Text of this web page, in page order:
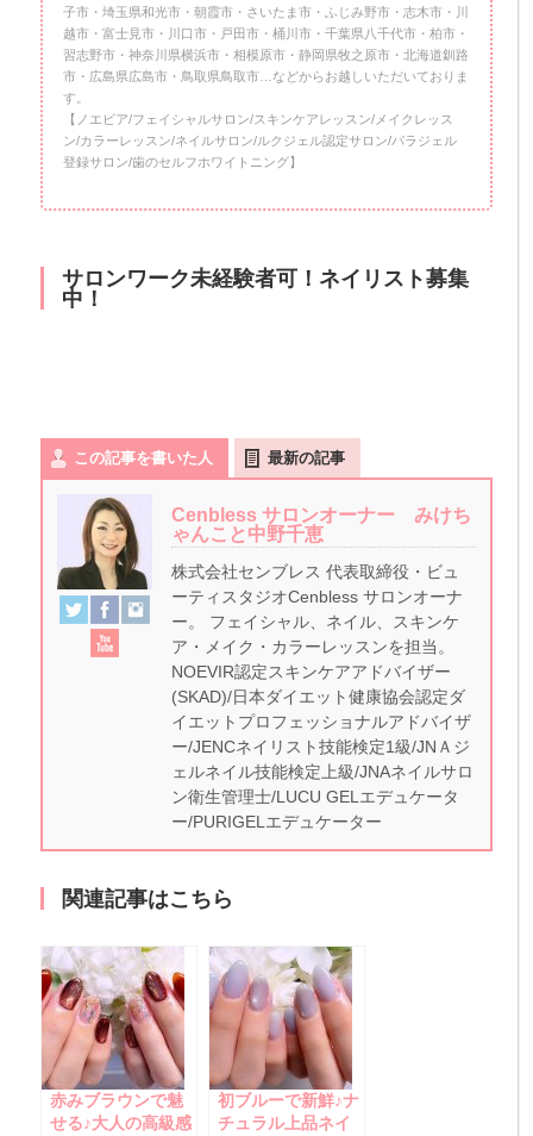
子市・埼玉県和光市・朝霞市・さいたま市・ふじみ野市・志木市・川
越市・富士見市・川口市・戸田市・桶川市・千葉県八千代市・柏市・
習志野市・神奈川県横浜市・相模原市・静岡県牧之原市・北海道釧路
市・広島県広島市・鳥取県鳥取市…などからお越しいただいておりま
す。
【ノエビア/フェイシャルサロン/スキンケアレッスン/メイクレッス
ン/カラーレッスン/ネイルサロン/ルクジェル認定サロン/パラジェル
登録サロン/歯のセルフホワイトニング】
サロンワーク未経験者可！ネイリスト募集
中！
この記事を書いた人 最新の記事
Cenbless サロンオーナー みけち
ゃんこと中野千恵
株式会社センブレス 代表取締役・ビュ
ーティスタジオCenbless サロンオーナ
ー。 フェイシャル、ネイル、スキンケ
ア・メイク・カラーレッスンを担当。
NOEVIR認定スキンケアアドバイザー
(SKAD)/日本ダイエット健康協会認定ダ
イエットプロフェッショナルアドバイザ
ー/JENCネイリスト技能検定1級/JNＡジ
ェルネイル技能検定上級/JNAネイルサロ
ン衛生管理士/LUCU GELエデュケータ
ー/PURIGELエデュケーター
関連記事はこちら
赤みブラウンで魅
せる♪大人の高級感
初ブルーで新鮮♪ナ
チュラル上品ネイ